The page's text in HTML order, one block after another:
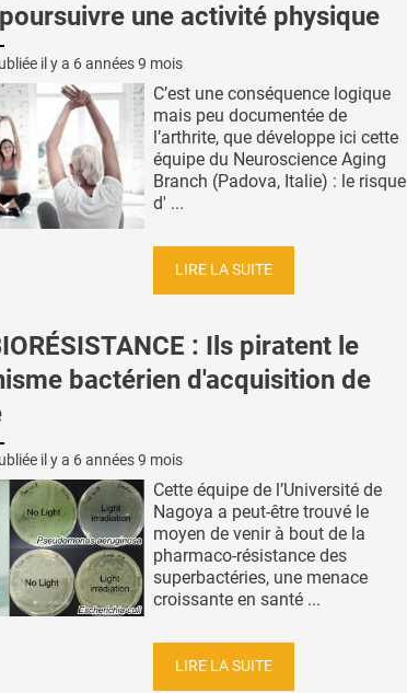
une activité physique
il y a 6 années 9 mois
C’est une conséquence logique
mais peu documentée de
l’arthrite, que développe ici cette
équipe du Neuroscience Aging
Branch (Padova, Italie) : le risque
d' ...
LIRE LA SUITE
: Ils piratent le
bactérien d'acquisition de
il y a 6 années 9 mois
Cette équipe de l’Université de
Nagoya a peut-être trouvé le
moyen de venir à bout de la
pharmaco-résistance des
superbactéries, une menace
croissante en santé ...
LIRE LA SUITE